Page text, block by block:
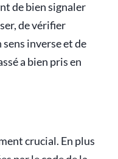
de bien signaler
de vérifier
sens inverse et de
a bien pris en
crucial. En plus